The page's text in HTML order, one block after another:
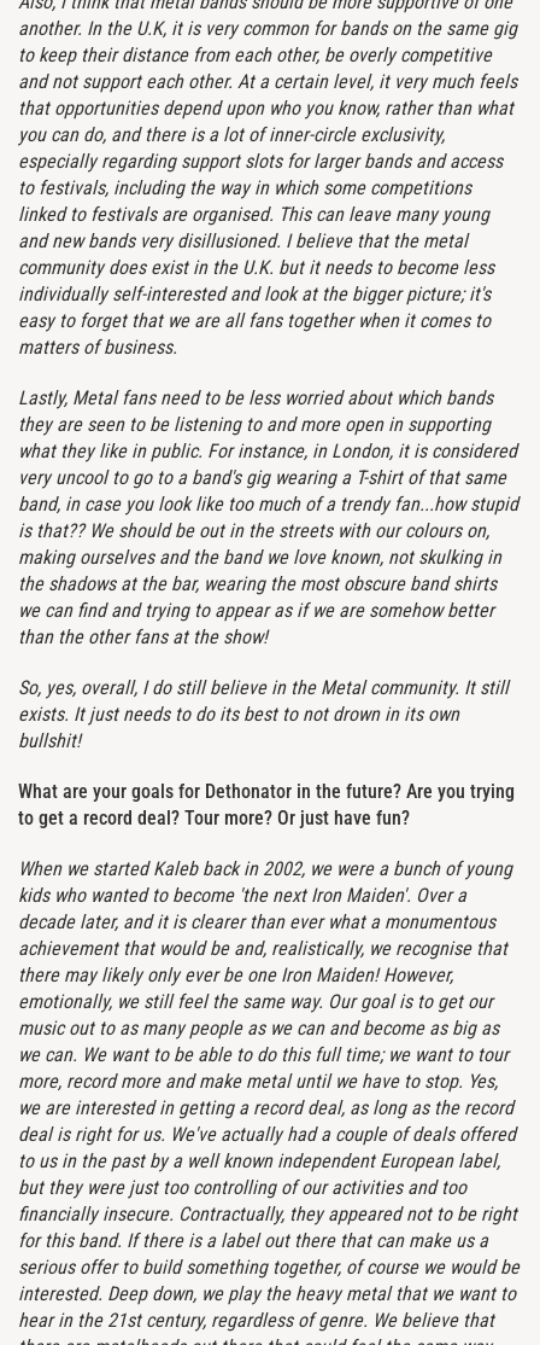
another. In the U.K, it is very common for bands on the same gig
to keep their distance from each other, be overly competitive
and not support each other. At a certain level, it very much feels
that opportunities depend upon who you know, rather than what
you can do, and there is a lot of inner-circle exclusivity,
especially regarding support slots for larger bands and access
to festivals, including the way in which some competitions
linked to festivals are organised. This can leave many young
and new bands very disillusioned. I believe that the metal
community does exist in the U.K. but it needs to become less
individually self-interested and look at the bigger picture; it's
easy to forget that we are all fans together when it comes to
matters of business.
Lastly, Metal fans need to be less worried about which bands
they are seen to be listening to and more open in supporting
what they like in public. For instance, in London, it is considered
very uncool to go to a band's gig wearing a T-shirt of that same
band, in case you look like too much of a trendy fan...how stupid
is that?? We should be out in the streets with our colours on,
making ourselves and the band we love known, not skulking in
the shadows at the bar, wearing the most obscure band shirts
we can find and trying to appear as if we are somehow better
than the other fans at the show!
So, yes, overall, I do still believe in the Metal community. It still
exists. It just needs to do its best to not drown in its own
bullshit!
What are your goals for Dethonator in the future? Are you trying
to get a record deal? Tour more? Or just have fun?
When we started Kaleb back in 2002, we were a bunch of young
kids who wanted to become 'the next Iron Maiden'. Over a
decade later, and it is clearer than ever what a monumentous
achievement that would be and, realistically, we recognise that
there may likely only ever be one Iron Maiden! However,
emotionally, we still feel the same way. Our goal is to get our
music out to as many people as we can and become as big as
we can. We want to be able to do this full time; we want to tour
more, record more and make metal until we have to stop. Yes,
we are interested in getting a record deal, as long as the record
deal is right for us. We've actually had a couple of deals offered
to us in the past by a well known independent European label,
but they were just too controlling of our activities and too
financially insecure. Contractually, they appeared not to be right
for this band. If there is a label out there that can make us a
serious offer to build something together, of course we would be
interested. Deep down, we play the heavy metal that we want to
hear in the 21st century, regardless of genre. We believe that